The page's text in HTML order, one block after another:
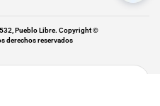
Pueblo Libre. Copyright ©
derechos reservados